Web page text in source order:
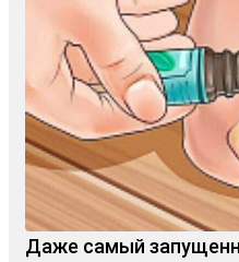
Даже самый